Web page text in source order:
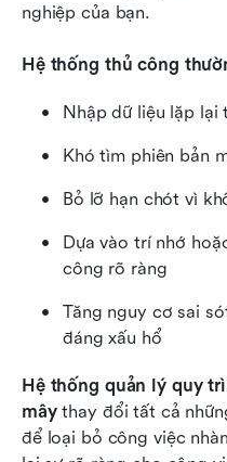
nghiệp của bạn.
Hệ thống thủ công
Nhập dữ liệu lặp lại
Khó tìm phiên bản
Bỏ lỡ hạn chót vì
Dựa vào trí nhớ
công rõ ràng
Tăng nguy cơ sai
đáng xấu hổ
Hệ thống quản lý quy
mây thay đổi tất cả
để loại bỏ công việc